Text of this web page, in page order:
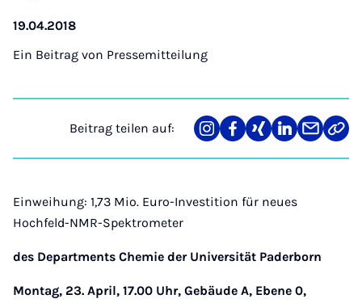
19.04.2018
Ein Beitrag von Pressemitteilung
Beitrag teilen auf:
Teilen
auf
Teilen
auf
Teilen
auf
Teilen
auf
Teilen
über
Link
Einweihung: 1,73 Mio. Euro-Investition für neues
Hochfeld-NMR-Spektrometer
des Departments Chemie der Universität Paderborn
Montag, 23. April, 17.00 Uhr, Gebäude A, Ebene 0,